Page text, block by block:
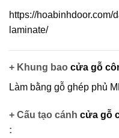
https://hoabinhdoor.com/
laminate/
+ Khung bao cửa gỗ
Làm bằng gỗ ghép phủ
+ Cấu tạo cánh cửa gỗ
: